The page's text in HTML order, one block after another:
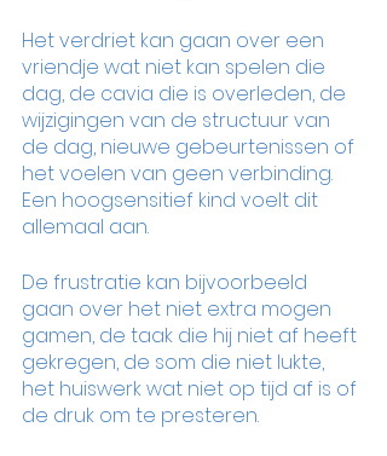
Het verdriet kan gaan over een
vriendje wat niet kan spelen die
dag, de cavia die is overleden, de
wijzigingen van de structuur van
de dag, nieuwe gebeurtenissen of
het voelen van geen verbinding.
Een hoogsensitief kind voelt dit
allemaal aan.
De frustratie kan bijvoorbeeld
gaan over het niet extra mogen
gamen, de taak die hij niet af heeft
gekregen, de som die niet lukte,
het huiswerk wat niet op tijd af is of
de druk om te presteren.